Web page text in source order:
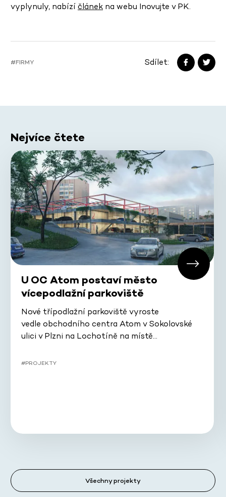
vyplynuly, nabízíčlánek na webu Inovujte v PK.
#FIRMY Sdílet:
Nejvíce čtete
U OC Atom postaví město
vícepodlažní parkoviště
Nové třípodlažní parkoviště vyroste
vedle obchodního centra Atom v Sokolovské
ulici v Plzni na Lochotíně na místě…
#PROJEKTY
Všechny projekty